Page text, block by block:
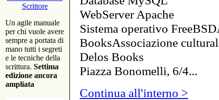
Scrittore
Un agile manuale
per chi vuole avere
sempre a portata di
mano tutti i segreti
e le tecniche della
scrittura. Settima
edizione ancora
ampliata
WebServer Apache
Sistema operativo
BooksAssociazione
Delos Books
Piazza Bonomelli, 6/4...
Continua all'interno >